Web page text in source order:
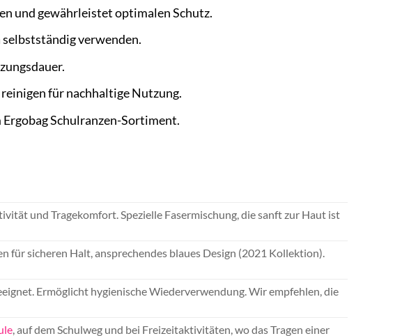
und gewährleistet optimalen Schutz.
verwenden.
für nachhaltige Nutzung.
Schulranzen-Sortiment.
und Tragekomfort. Spezielle Fasermischung, die sanft zur Haut ist
für sicheren Halt, ansprechendes blaues Design (2021 Kollektion).
Ermöglicht hygienische Wiederverwendung. Wir empfehlen, die
, auf dem Schulweg und bei Freizeitaktivitäten, wo das Tragen einer